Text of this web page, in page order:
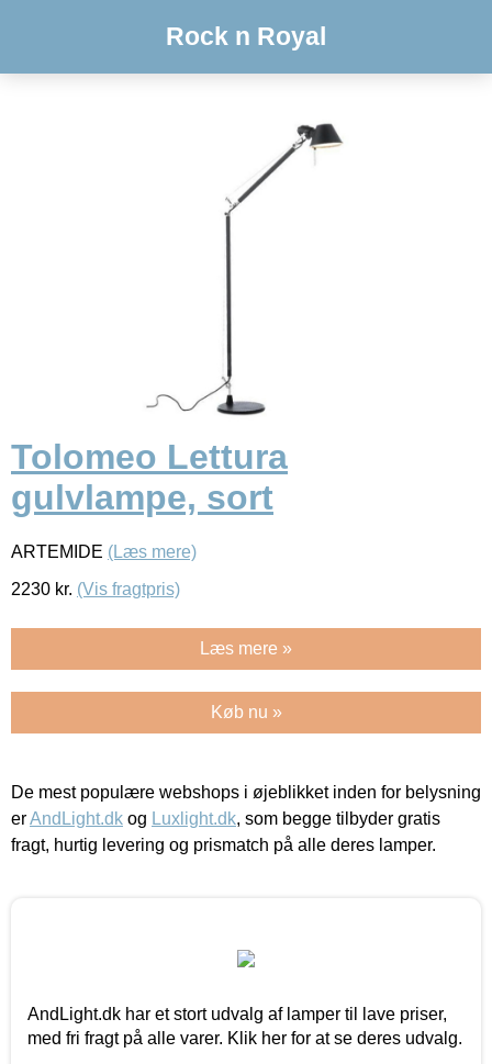
Rock n Royal
Tolomeo Lettura
gulvlampe, sort
ARTEMIDE (Læs mere)
2230 kr. (Vis fragtpris)
Læs mere »
Køb nu »
De mest populære webshops i øjeblikket inden for belysning
erAndLight.dk og Luxlight.dk, som begge tilbyder gratis
fragt, hurtig levering og prismatch på alle deres lamper.
AndLight.dk har et stort udvalg af lamper til lave priser,
med fri fragt på alle varer. Klik her for at se deres udvalg.